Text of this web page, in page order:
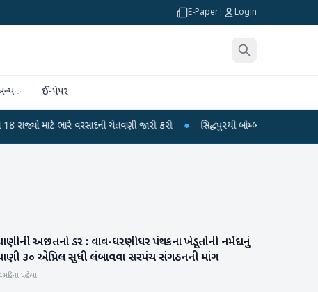
E-Paper Login
ઈ-પેપર
ભારે વરસાદની ચેતવણી જારી કરી ● સિદ્ધપુરથી બોમ્બ બનાવવાની સામગ્રી સાથે
બનાસકાંઠાઅછતનો ડર : વાવ-ધરણીધર પંથકના ખેડૂતોની નર્મદાનું
૩૦ એપ્રિલ સુધી લંબાવવા સરપંચ સંગઠનની માંગ
મહિના પહેલા